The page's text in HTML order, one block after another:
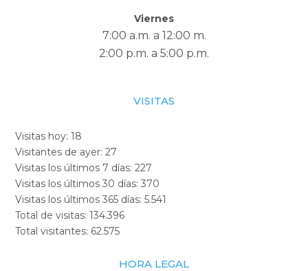
Viernes
7:00 a.m. a 12:00 m.
2:00 p.m. a 5:00 p.m.
VISITAS
Visitas hoy:18
Visitantes de ayer:27
Visitas los últimos 7 días:227
Visitas los últimos 30 días:370
Visitas los últimos 365 días:5.541
Total de visitas:134.396
Total visitantes: 62.575
HORA LEGAL